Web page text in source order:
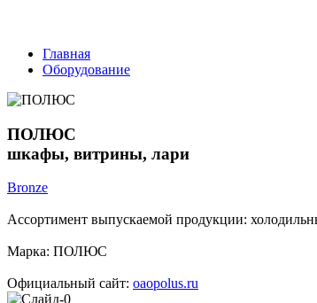
Главная
Оборудование
ПОЛЮС
шкафы, витрины, лари
Bronze
Ассортимент выпускаемой продукции:
Марка: ПОЛЮС
Официальный сайт: oaopolus.ru